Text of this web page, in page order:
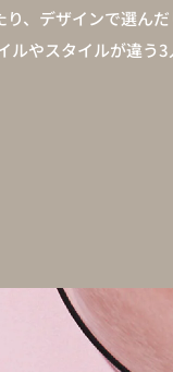
、 デザインで選ん
ルやスタイルが違う3